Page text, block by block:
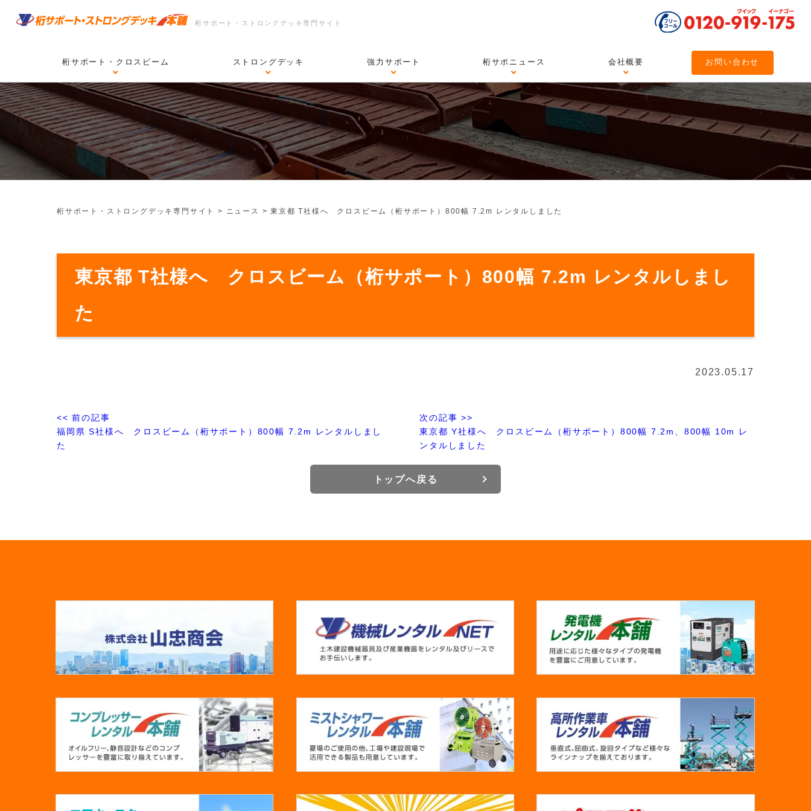
桁サポート・ストロングデッキ専門サイト
桁サポート・クロスビーム ストロングデッキ 強力サポート 桁サポニュース 会社概要 お問い合わせ
桁サポート・ストロングデッキ専門サイト > ニュース >東京都 T社様へ クロスビーム（桁サポート）800幅 7.2m レンタルしました
東京都 T社様へ クロスビーム（桁サポート）800幅 7.2m レンタルしまし
た
2023.05.17
<< 前の記事
福岡県 S社様へ クロスビーム（桁サポート）800幅 7.2m レンタルしまし
た
次の記事 >>
東京都 Y社様へ クロスビーム（桁サポート）800幅 7.2m、800幅 10m レ
ンタルしました
トップへ戻る